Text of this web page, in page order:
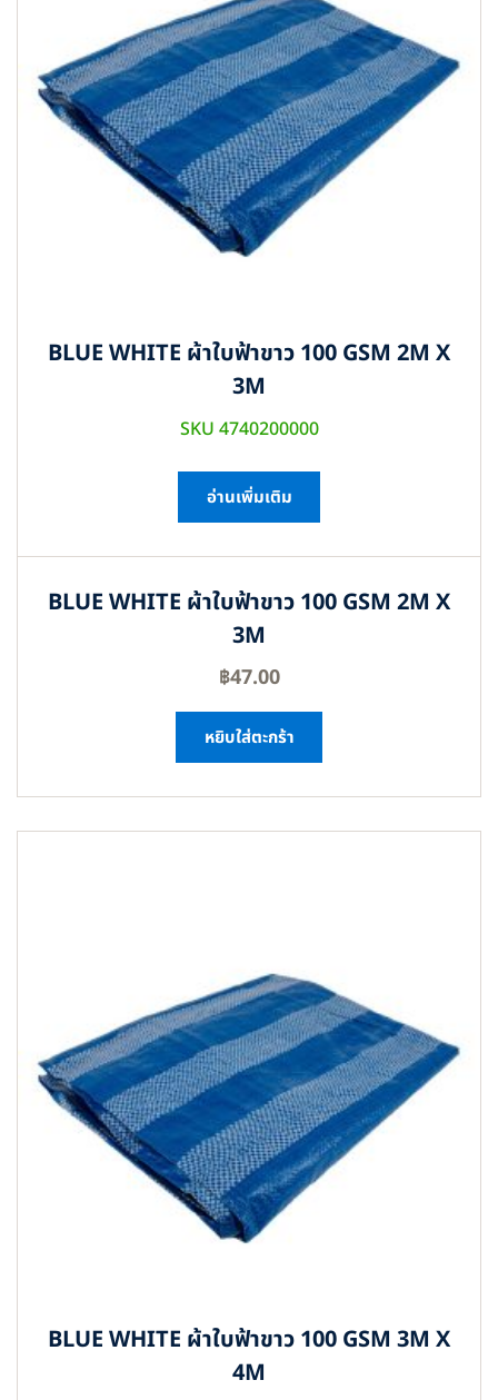
BLUE WHITE ผ้าใบฟ้าขาว 100 GSM 2M X
3M
SKU 4740200000
อ่านเพิ่มเติม
BLUE WHITE ผ้าใบฟ้าขาว 100 GSM 2M X
3M
฿47.00
หยิบใส่ตะกร้า
BLUE WHITE ผ้าใบฟ้าขาว 100 GSM 3M X
4M